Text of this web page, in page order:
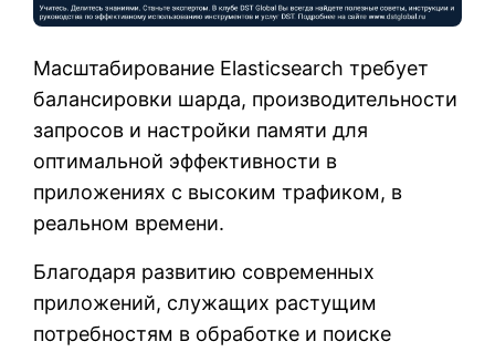
Масштабирование Elasticsearch требует
балансировки шарда, производительности
запросов и настройки памяти для
оптимальной эффективности в
приложениях с высоким трафиком, в
реальном времени.
Благодаря развитию современных
приложений, служащих растущим
потребностям в обработке и поиске